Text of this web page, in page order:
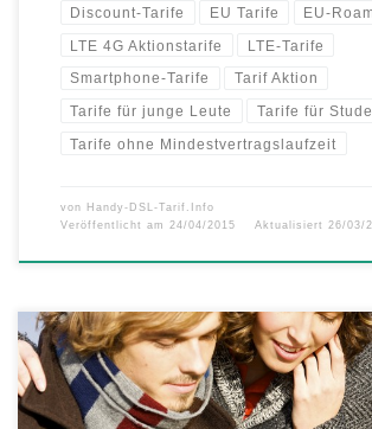
Discount-Tarife EU Tarife EU-
LTE 4G Aktionstarife LTE-Tarife
Smartphone-Tarife Tarif Aktion
Tarife für junge Leute Tarife für
Tarife ohne Mindestvertragslaufzeit
von Handy-DSL-Tarif.Info
Veröffentlicht am 24/04/2015 Aktualisiert 26/03/
– Größtes LTE-Partnernetzwerk – Weitere Länder